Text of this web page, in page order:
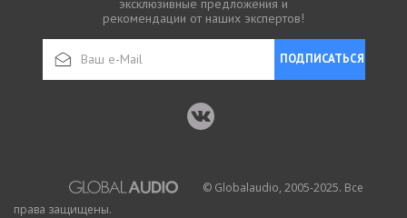
эксклюзивные предложения и
рекомендации от наших экспертов!
ПОДПИСАТЬСЯ
© Globalaudio, 2005-2025. Все
права защищены.